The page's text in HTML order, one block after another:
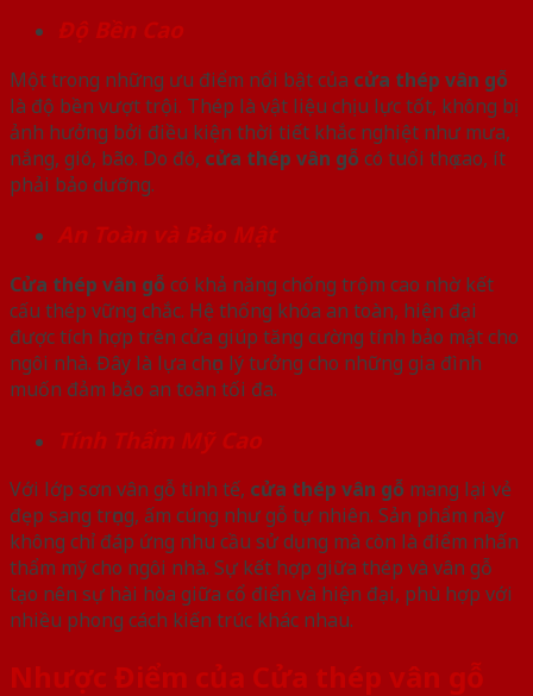
Độ Bền Cao
Một trong những ưu điểm nổi bật của cửa thép vân gỗ
là độ bền vượt trội. Thép là vật liệu chịu lực tốt, không bị
ảnh hưởng bởi điều kiện thời tiết khắc nghiệt như mưa,
nắng, gió, bão. Do đó, cửa thép vân gỗ có tuổi thọ cao, ít
phải bảo dưỡng.
An Toàn và Bảo Mật
Cửa thép vân gỗ có khả năng chống trộm cao nhờ kết
cấu thép vững chắc. Hệ thống khóa an toàn, hiện đại
được tích hợp trên cửa giúp tăng cường tính bảo mật cho
ngôi nhà. Đây là lựa chọn lý tưởng cho những gia đình
muốn đảm bảo an toàn tối đa.
Tính Thẩm Mỹ Cao
Với lớp sơn vân gỗ tinh tế, cửa thép vân gỗ mang lại vẻ
đẹp sang trọng, ấm cúng như gỗ tự nhiên. Sản phẩm này
không chỉ đáp ứng nhu cầu sử dụng mà còn là điểm nhấn
thẩm mỹ cho ngôi nhà. Sự kết hợp giữa thép và vân gỗ
tạo nên sự hài hòa giữa cổ điển và hiện đại, phù hợp với
nhiều phong cách kiến trúc khác nhau.
Nhược Điểm của Cửa thép vân gỗ